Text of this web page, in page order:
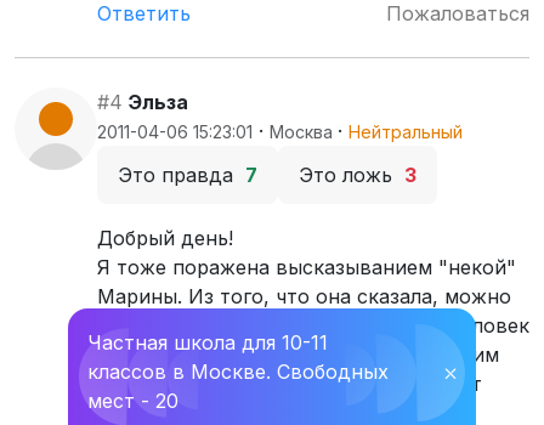
Ответить
Пожаловаться
#4 Эльза
2011-04-06 15:23:01 · Москва · Нейтральный
Это правда 7 Это ложь 3
Добрый день!
Я тоже поражена высказыванием "некой"
Марины. Из того, что она сказала, можно
лишь сделать вывод, что сама она человек
слабый, трусливый и видимо с большим
количеством комлексов, раз не может
прийти в школу и выговорить свой
Частная школа для 10-11
классов в Москве. Свободных
мест - 20
⛌